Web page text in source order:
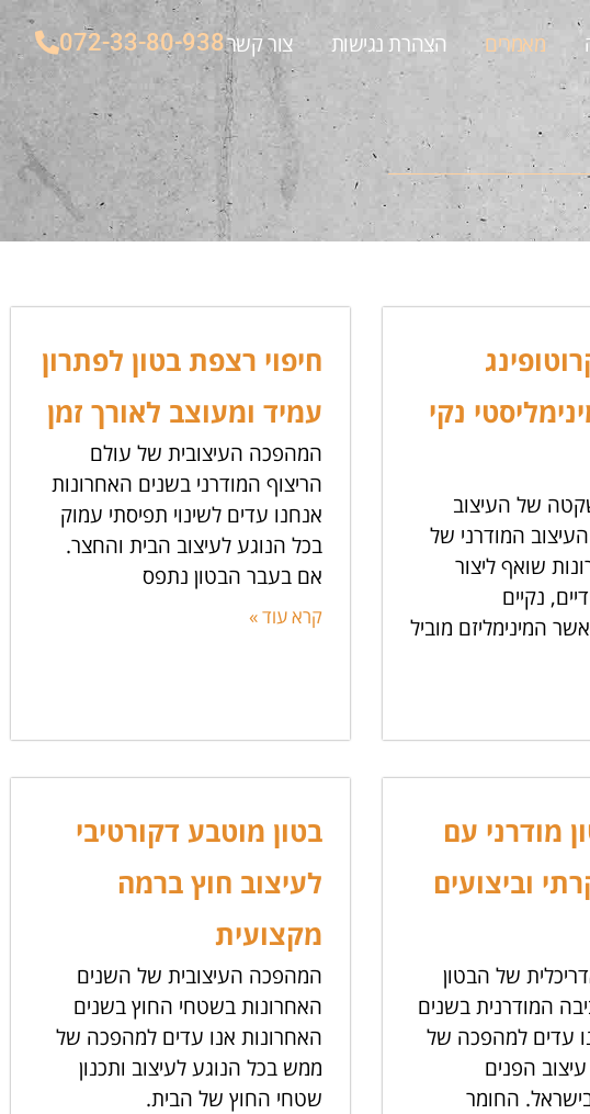
מאמרים הצהרת נגישות צור קשר072-33-80-938
נקי
של העיצוב
העיצוב המודרני של
שואף ליצור
נקיים
המינימליזם מוביל
חיפוי רצפת בטון לפתרון
עמיד ומעוצב לאורך זמן
המהפכה העיצובית של עולם
הריצוף המודרני בשנים האחרונות
אנחנו עדים לשינוי תפיסתי עמוק
בכל הנוגע לעיצוב הבית והחצר.
אם בעבר הבטון נתפס
קרא עוד »
מודרני עם
וביצועים
של הבטון
המודרנית בשנים
עדים למהפכה של
הפנים
החומר
בטון מוטבע דקורטיבי
לעיצוב חוץ ברמה
מקצועית
המהפכה העיצובית של השנים
האחרונות בשטחי החוץ בשנים
האחרונות אנו עדים למהפכה של
ממש בכל הנוגע לעיצוב ותכנון
שטחי החוץ של הבית.